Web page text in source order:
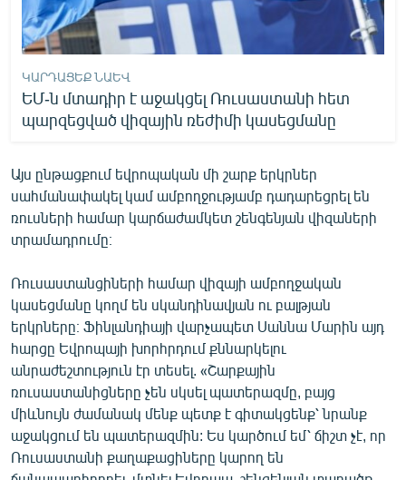
ԿԱՐԴԱՑԵՔ ՆԱԵՎ
ԵՄ-ն մտադիր է աջակցել Ռուսաստանի հետ
պարզեցված վիզային ռեժիմի կասեցմանը
Այս ընթացքում եվրոպական մի շարք երկրներ
սահմանափակել կամ ամբողջությամբ դադարեցրել են
ռուսների համար կարճաժամկետ շենգենյան վիզաների
տրամադրումը։
Ռուսաստանցիների համար վիզայի ամբողջական
կասեցմանը կողմ են սկանդինավյան ու բալթյան
երկրները։ Ֆինլանդիայի վարչապետ Սաննա Մարին այդ
հարցը Եվրոպայի խորհրդում քննարկելու
անրաժեշտություն էր տեսել. «Շարքային
ռուսաստանիցները չեն սկսել պատերազմը, բայց
միևնույն ժամանակ մենք պետք է գիտակցենք՝ նրանք
աջակցում են պատերազմին: Ես կարծում եմ՝ ճիշտ չէ, որ
Ռուսաստանի քաղաքացիները կարող են